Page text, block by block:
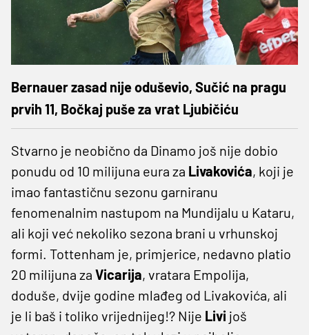
Bernauer zasad nije oduševio, Sučić na pragu
prvih 11, Bočkaj puše za vrat Ljubičiću
Stvarno je neobično da Dinamo još nije dobio
ponudu od 10 milijuna eura za Livakovića, koji je
imao fantastičnu sezonu garniranu
fenomenalnim nastupom na Mundijalu u Kataru,
ali koji već nekoliko sezona brani u vrhunskoj
formi. Tottenham je, primjerice, nedavno platio
20 milijuna za Vicarija, vratara Empolija,
doduše, dvije godine mlađeg od Livakovića, ali
je li baš i toliko vrijednijeg!? Nije Livi još